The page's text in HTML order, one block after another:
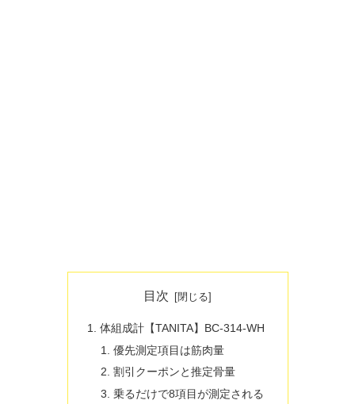
目次
体組成計【TANITA】BC-314-WH
優先測定項目は筋肉量
割引クーポンと推定骨量
乗るだけで8項目が測定される